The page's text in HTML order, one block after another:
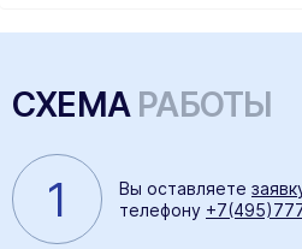
СХЕМАРАБОТЫ
1 Вы оставляете
телефону